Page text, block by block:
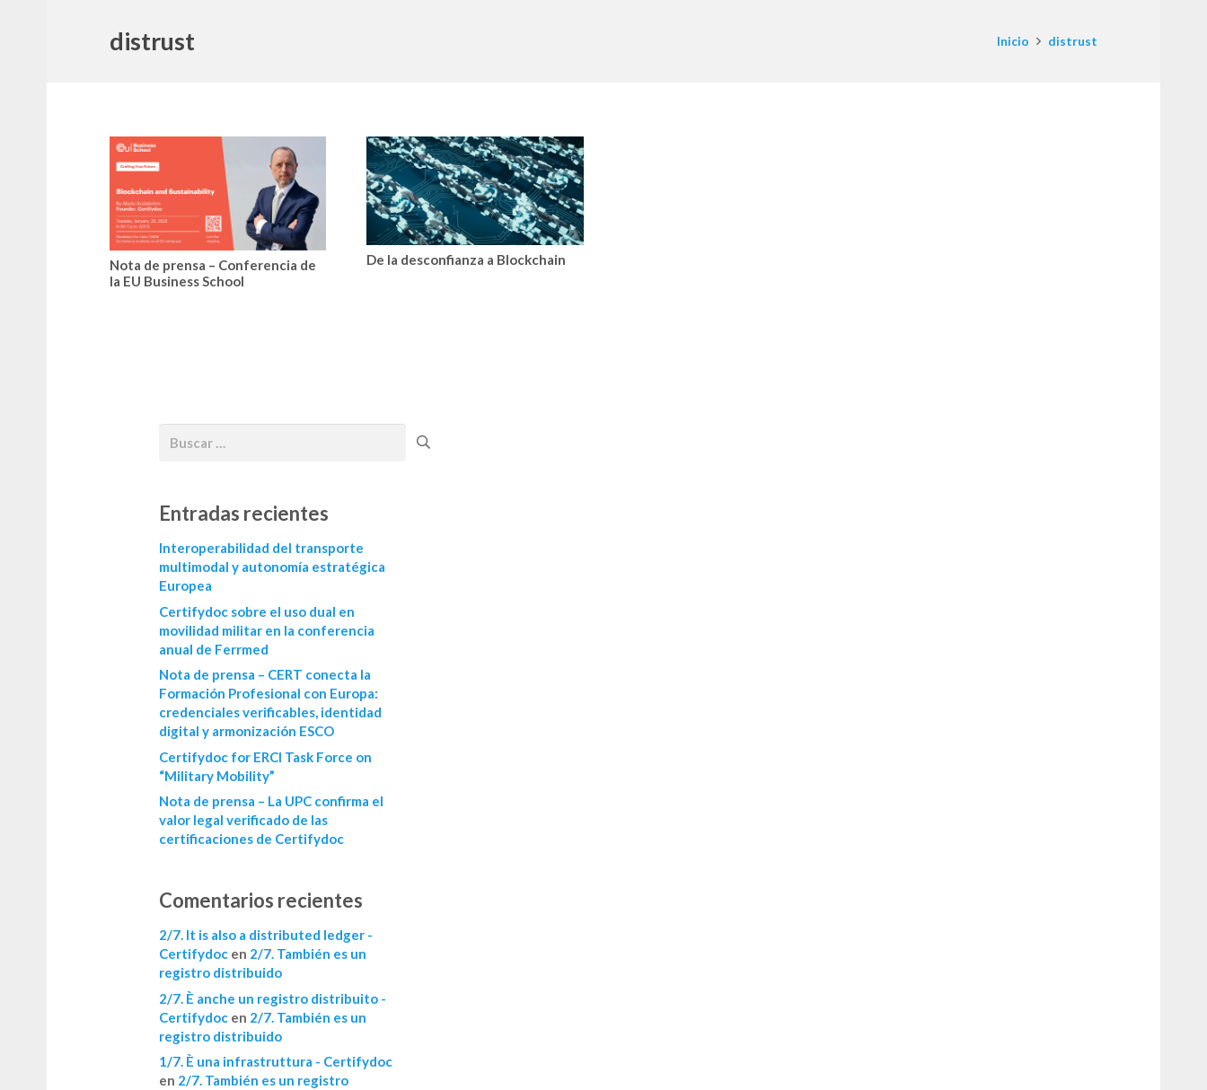
distrust Inicio distrust
Nota de prensa – Conferencia de
la EU Business School
De la desconfianza a Blockchain
Entradas recientes
Interoperabilidad del transporte
multimodal y autonomía estratégica
Europea
Certifydoc sobre el uso dual en
movilidad militar en la conferencia
anual de Ferrmed
Nota de prensa – CERT conecta la
Formación Profesional con Europa:
credenciales verificables, identidad
digital y armonización ESCO
Certifydoc for ERCI Task Force on
“Military Mobility”
Nota de prensa – La UPC confirma el
valor legal verificado de las
certificaciones de Certifydoc
Comentarios recientes
2/7. It is also a distributed ledger -
Certifydoc en 2/7. También es un
registro distribuido
2/7. È anche un registro distribuito -
Certifydoc en 2/7. También es un
registro distribuido
1/7. È una infrastruttura - Certifydoc
en 2/7. También es un registro